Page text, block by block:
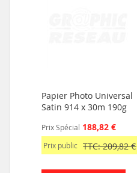
Papier Photo Universal
Satin 914 x 30m 190g
Prix Spécial 188,82 €
Prix public TTC: 209,82 €